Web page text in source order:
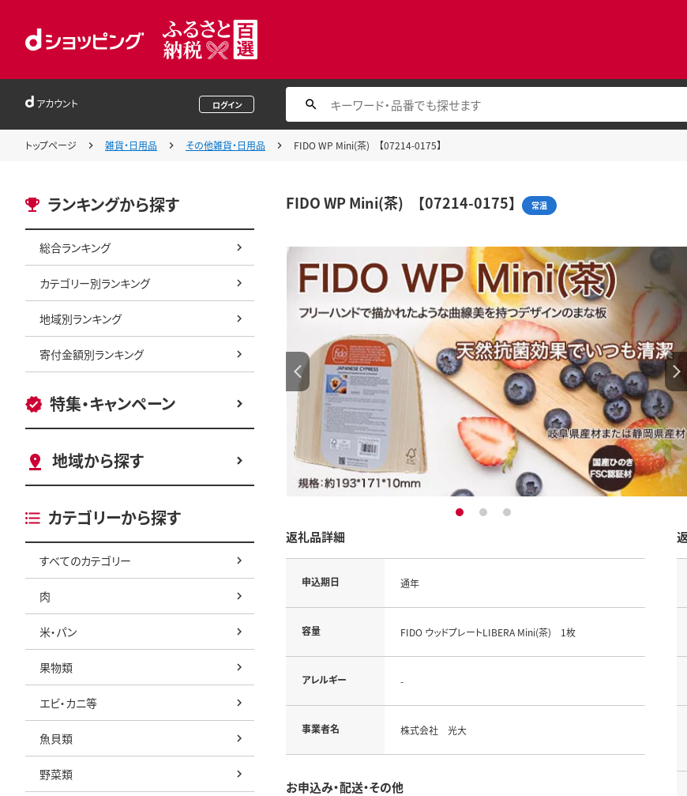
アカウント ログイン
トップページ 雑貨・日用品 その他雑貨・日用品 FIDO WP Mini(茶) 【07214-0175】
ランキングから探す
総合ランキング
カテゴリー別ランキング
地域別ランキング
寄付金額別ランキング
特集・キャンペーン
地域から探す
カテゴリーから探す
すべてのカテゴリー
肉
米・パン
果物類
エビ・カニ等
魚貝類
野菜類
FIDO WP Mini(茶) 【07214-0175】 常温
1 2 3
返礼品詳細
申込期日 通年
容量 FIDO ウッドプレートLIBERA Mini(茶) 1枚
アレルギー -
事業者名 株式会社 光大
お申込み・配送・その他